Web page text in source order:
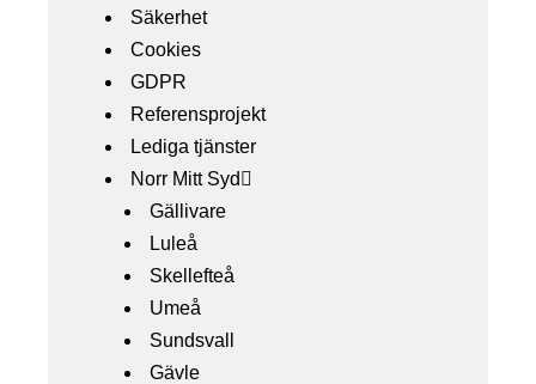
Säkerhet
Cookies
GDPR
Referensprojekt
Lediga tjänster
Norr Mitt Syd
Gällivare
Luleå
Skellefteå
Umeå
Sundsvall
Gävle